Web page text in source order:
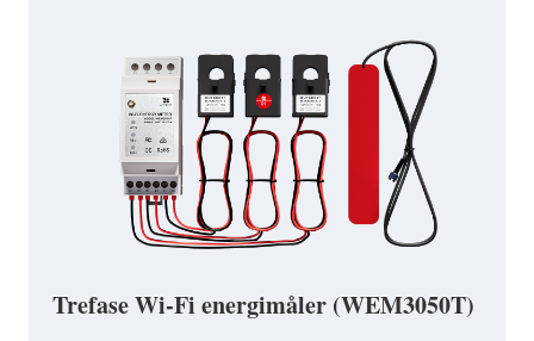
Trefase Wi-Fi energimåler (WEM3050T)